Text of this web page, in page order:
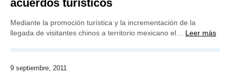
acuerdos turísticos
Mediante la promoción turística y la incrementación de la
llegada de visitantes chinos a territorio mexicano el… Leer más
9 septiembre, 2011